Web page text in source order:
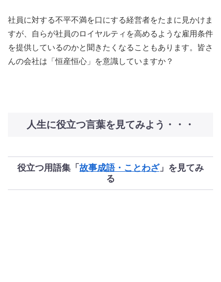
社員に対する不平不満を口にする経営者をたまに見かけま
すが、自らが社員のロイヤルティを高めるような雇用条件
を提供しているのかと聞きたくなることもあります。皆さ
んの会社は「恒産恒心」を意識していますか？
人生に役立つ言葉を見てみよう・・・
役立つ用語集「 故事成語・ことわざ」を見てみ
る